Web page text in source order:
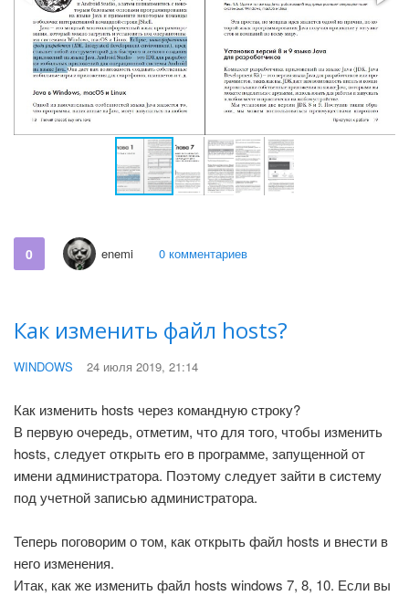
0 enemi 0 комментариев
Как изменить файл hosts?
WINDOWS 24 июля 2019, 21:14
Как изменить hosts через командную строку?
В первую очередь, отметим, что для того, чтобы изменить
hosts, следует открыть его в программе, запущенной от
имени администратора. Поэтому следует зайти в систему
под учетной записью администратора.
Теперь поговорим о том, как открыть файл hosts и внести в
него изменения.
Итак, как же изменить файл hosts windows 7, 8, 10. Если вы